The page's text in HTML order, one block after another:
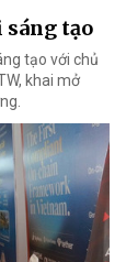
sáng tạo
tạo với chủ
khai mở